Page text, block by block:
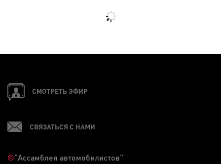
СМОТРЕТЬ ЭФИР
СВЯЗАТЬСЯ С НАМИ
©"Ассамблея автомобилистов"